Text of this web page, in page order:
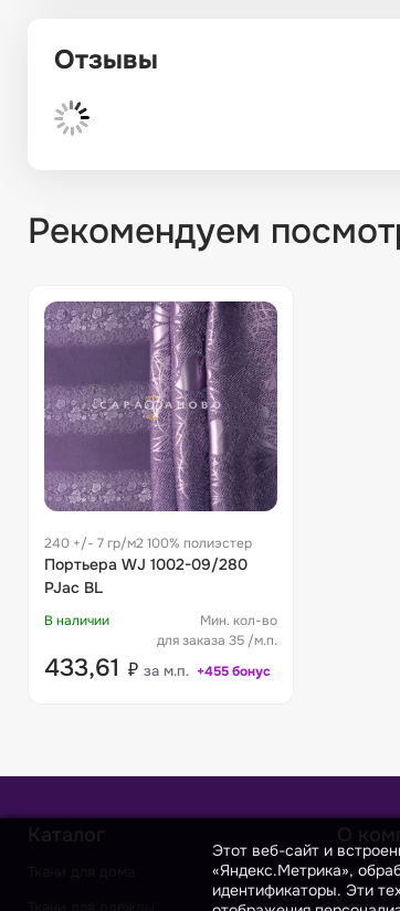
Отзывы
Рекомендуем
240 +/- 7 гр/м2 100% полиэстер
Портьера WJ 1002-09/280
PJac BL
В наличии
Мин. кол-во
для заказа 35 /м.п.
433,61 ₽ за м.п. +455 бонус
Каталог О
О нас
Этот веб-сайт и
«Яндекс.Метрика»,
идентификаторы. Эти